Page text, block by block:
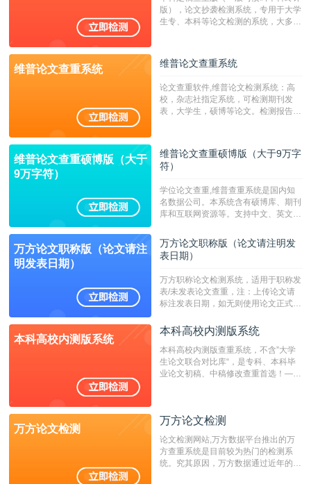
字符数30万）
版），论文抄袭检测系统，专用于大学
生专、本科等论文检测的系统，大多数
维普论文查重系统 维普论文查重系统
论文查重软件,维普论文检测系统：高
校，杂志社指定系统，可检测期刊发
表，大学生，硕博等论文。检测报告支
维普论文查重硕博版（大于
9万字符）
维普论文查重硕博版（大于9万字
符）
学位论文查重,维普查重系统是国内知
名数据公司。本系统含有硕博库、期刊
库和互联网资源等。支持中文、英文、
定院校！！！
万方论文职称版（论文请注
明发表日期）
万方论文职称版（论文请注明发
表日期）
万方职称论文检测系统，适用于职称发
表/未发表论文查重，注：上传论文请
标注发表日期，如无则使用论文正式发
成时间作为发表日期。
本科高校内测版系统
本科高校内测版系统
本科高校内测版查重系统，不含”大学
生论文联合对比库“，是专科、本科毕
业论文初稿、中稿修改查重首选！——
万方论文检测
万方论文检测
论文检测网站,万方数据平台推出的万
方查重系统是目前较为热门的检测系
统。究其原因，万方数据通过近年的发